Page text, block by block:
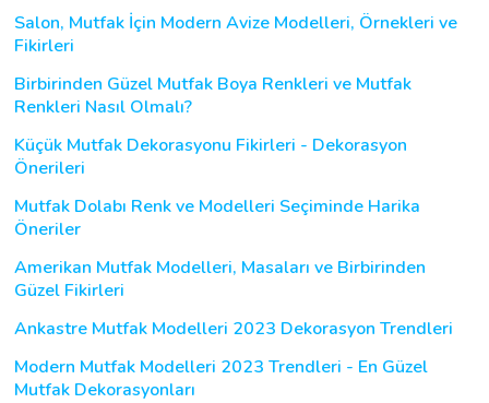
Salon, Mutfak İçin Modern Avize Modelleri, Örnekleri ve
Fikirleri
Birbirinden Güzel Mutfak Boya Renkleri ve Mutfak
Renkleri Nasıl Olmalı?
Küçük Mutfak Dekorasyonu Fikirleri - Dekorasyon
Önerileri
Mutfak Dolabı Renk ve Modelleri Seçiminde Harika
Öneriler
Amerikan Mutfak Modelleri, Masaları ve Birbirinden
Güzel Fikirleri
Ankastre Mutfak Modelleri 2023 Dekorasyon Trendleri
Modern Mutfak Modelleri 2023 Trendleri - En Güzel
Mutfak Dekorasyonları